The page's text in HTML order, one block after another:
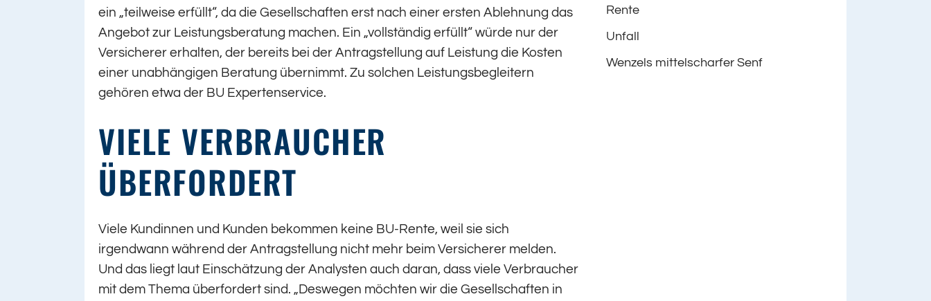
ein „teilweise erfüllt“, da die Gesellschaften erst nach einer ersten Ablehnung das
Angebot zur Leistungsberatung machen. Ein „vollständig erfüllt“ würde nur der
Versicherer erhalten, der bereits bei der Antragstellung auf Leistung die Kosten
einer unabhängigen Beratung übernimmt. Zu solchen Leistungsbegleitern
gehören etwa der BU Expertenservice.
VIELE VERBRAUCHER
ÜBERFORDERT
Viele Kundinnen und Kunden bekommen keine BU-Rente, weil sie sich
irgendwann während der Antragstellung nicht mehr beim Versicherer melden.
Und das liegt laut Einschätzung der Analysten auch daran, dass viele Verbraucher
mit dem Thema überfordert sind. „Deswegen möchten wir die Gesellschaften in
Rente
Unfall
Wenzels mittelscharfer Senf